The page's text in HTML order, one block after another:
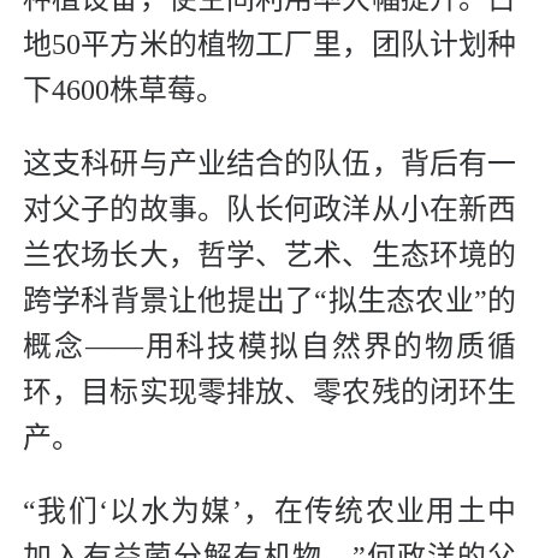
地50平方米的植物工厂里，团队计划种
下4600株草莓。
这支科研与产业结合的队伍，背后有一
对父子的故事。队长何政洋从小在新西
兰农场长大，哲学、艺术、生态环境的
跨学科背景让他提出了“拟生态农业”的
概念——用科技模拟自然界的物质循
环，目标实现零排放、零农残的闭环生
产。
“我们‘以水为媒’，在传统农业用土中